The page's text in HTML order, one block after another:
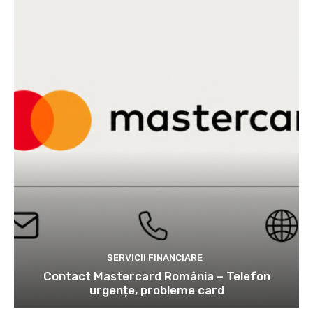
SERVICII FINANCIARE
Contact Mastercard România – Telefon
urgențe, probleme card